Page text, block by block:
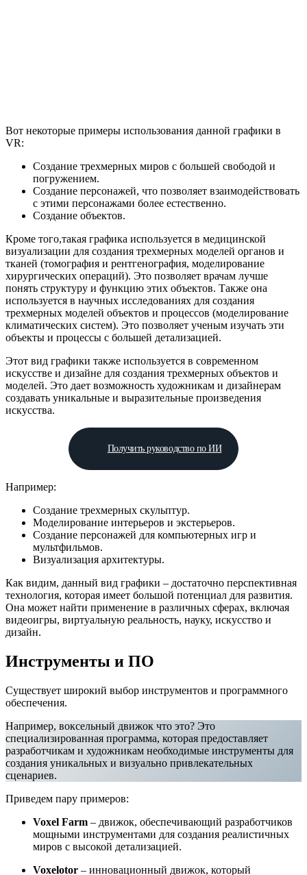
Вот некоторые примеры использования данной графики в
VR:
Создание трехмерных миров с большей свободой и
погружением.
Создание персонажей, что позволяет взаимодействовать
с этими персонажами более естественно.
Создание объектов.
Кроме того,такая графика используется в медицинской
визуализации для создания трехмерных моделей органов и
тканей (томография и рентгенография, моделирование
хирургических операций). Это позволяет врачам лучше
понять структуру и функцию этих объектов. Также она
используется в научных исследованиях для создания
трехмерных моделей объектов и процессов (моделирование
климатических систем). Это позволяет ученым изучать эти
объекты и процессы с большей детализацией.
Этот вид графики также используется в современном
искусстве и дизайне для создания трехмерных объектов и
моделей. Это дает возможность художникам и дизайнерам
создавать уникальные и выразительные произведения
искусства.
Получить руководство по ИИ
Например:
Создание трехмерных скульптур.
Моделирование интерьеров и экстерьеров.
Создание персонажей для компьютерных игр и
мультфильмов.
Визуализация архитектуры.
Как видим, данный вид графики – достаточно перспективная
технология, которая имеет большой потенциал для развития.
Она может найти применение в различных сферах, включая
видеоигры, виртуальную реальность, науку, искусство и
дизайн.
Инструменты и ПО
Существует широкий выбор инструментов и программного
обеспечения.
Например, воксельный движок что это? Это
специализированная программа, которая предоставляет
разработчикам и художникам необходимые инструменты для
создания уникальных и визуально привлекательных
сценариев.
Приведем пару примеров:
Voxel Farm – движок, обеспечивающий разработчиков
мощными инструментами для создания реалистичных
миров с высокой детализацией.
Voxelotor – инновационный движок, который